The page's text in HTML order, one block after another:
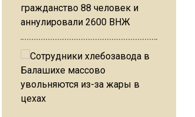
гражданство 88 человек и
аннулировали 2600 ВНЖ